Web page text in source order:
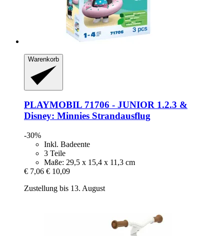
Warenkorb
PLAYMOBIL 71706 -​ JUNIOR 1.2.3 &
Disney: Minnies Strandausflug
-30%
Inkl. Badeente
3 Teile
Maße: 29,5 x 15,4 x 11,3 cm
€ 7,06 € 10,09
Zustellung bis 13. August